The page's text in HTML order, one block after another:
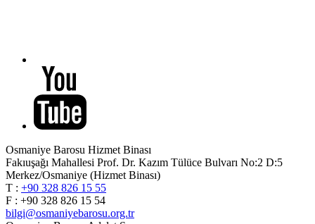
Osmaniye Barosu Hizmet Binası
Fakıuşağı Mahallesi Prof. Dr. Kazım Tülüce Bulvarı No:2 D:5
Merkez/Osmaniye (Hizmet Binası)
T : +90 328 826 15 55
F : +90 328 826 15 54
bilgi@osmaniyebarosu.org.tr